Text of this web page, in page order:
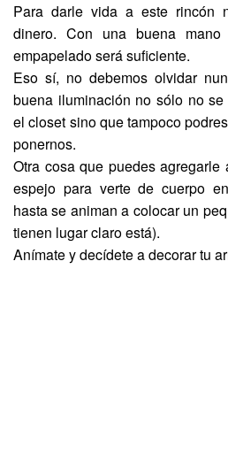
Para darle vida a este rincón
dinero. Con una buena
empapelado será suficiente.
Eso sí, no debemos olvidar
buena iluminación no sólo no
el closet sino que tampoco
ponernos.
Otra cosa que puedes
espejo para verte de cuerpo
hasta se animan a colocar un
tienen lugar claro está).
Anímate y decídete a decorar tu